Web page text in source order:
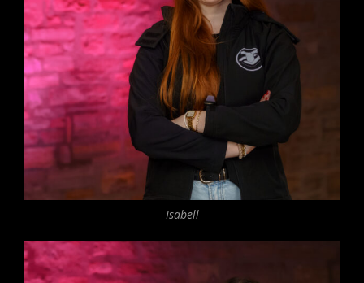
Isabell